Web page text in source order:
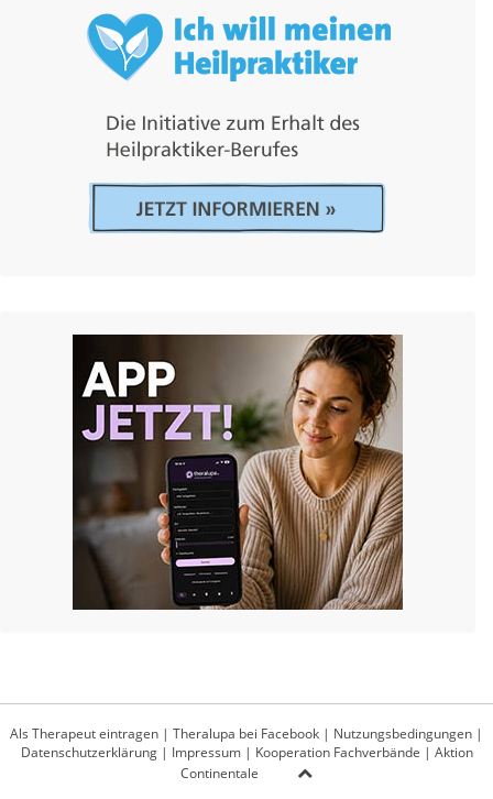
Als Therapeut eintragen | Theralupa bei Facebook | Nutzungsbedingungen |
Datenschutzerklärung| Impressum| Kooperation Fachverbände | Aktion
Continentale